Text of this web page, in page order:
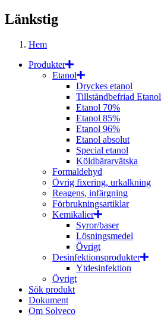
Länkstig
Hem
Produkter
Etanol
Dryckes etanol
Tillståndbefriad Etanol
Etanol 70%
Etanol 85%
Etanol 96%
Etanol absolut
Special etanol
Köldbärarvätska
Formaldehyd
Övrig fixering, urkalkning
Reagens, infärgning
Förbrukningsartiklar
Kemikalier
Syror/baser
Lösningsmedel
Övrigt
Desinfektionsprodukter
Ytdesinfektion
Övrigt
Sök produkt
Dokument
Om Solveco